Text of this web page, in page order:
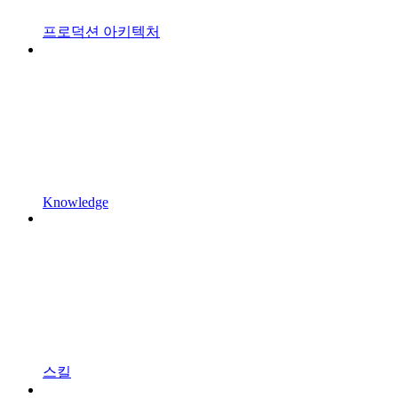
프로덕션 아키텍처
Knowledge
스킬